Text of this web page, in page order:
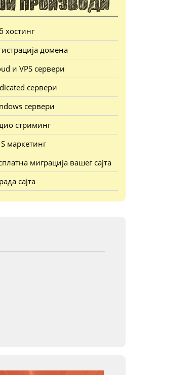
хостинг
домена
и VPS сервери
сервери
сервери
стриминг
маркетинг
миграција вашег сајта
сајта